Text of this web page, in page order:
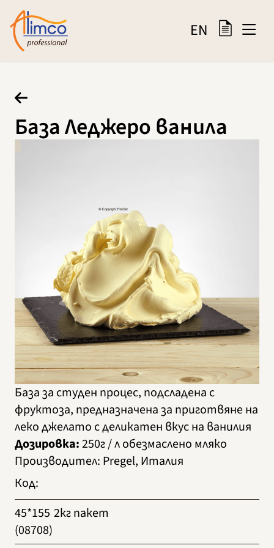
EN
База Леджеро ванила
База за студен процес, подсладена с
фруктоза, предназначена за приготвяне на
леко джелато с деликатен вкус на ванилия
Дозировка:250г / л обезмаслено мляко
Производител: Pregel, Италия
Код:
45*155
(08708)
2кг пакет